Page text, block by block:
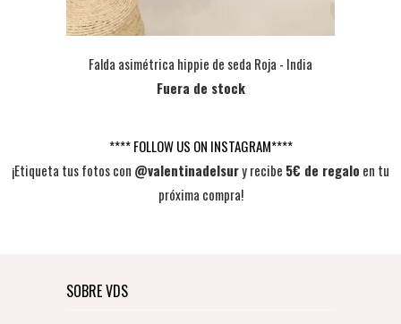
Falda asimétrica hippie de seda Roja - India
Fuera de stock
**** FOLLOW US ON INSTAGRAM****
¡Etiqueta tus fotos con @valentinadelsury recibe 5€ de regalo en tu
próxima compra!
SOBRE VDS